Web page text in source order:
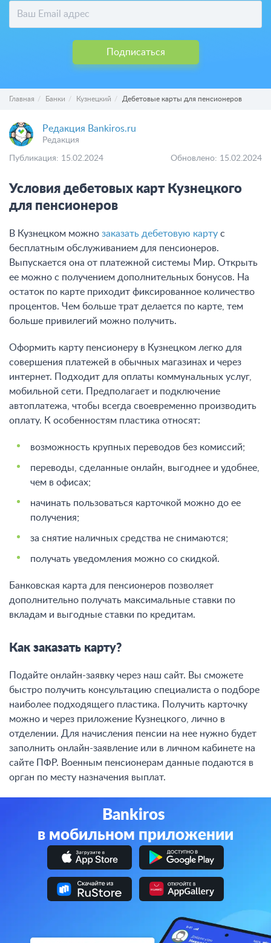
Подписаться
Главная Банки Кузнецкий Дебетовые карты для пенсионеров
Редакция Bankiros.ru
Редакция
Публикация: 15.02.2024 Обновлено: 15.02.2024
Условия дебетовых карт Кузнецкого
для пенсионеров
В Кузнецком можно заказать дебетовую карту с
бесплатным обслуживанием для пенсионеров.
Выпускается она от платежной системы Мир. Открыть
ее можно с получением дополнительных бонусов. На
остаток по карте приходит фиксированное количество
процентов. Чем больше трат делается по карте, тем
больше привилегий можно получить.
Оформить карту пенсионеру в Кузнецком легко для
совершения платежей в обычных магазинах и через
интернет. Подходит для оплаты коммунальных услуг,
мобильной сети. Предполагает и подключение
автоплатежа, чтобы всегда своевременно производить
оплату. К особенностям пластика относят:
возможность крупных переводов без комиссий;
переводы, сделанные онлайн, выгоднее и удобнее,
чем в офисах;
начинать пользоваться карточкой можно до ее
получения;
за снятие наличных средства не снимаются;
получать уведомления можно со скидкой.
Банковская карта для пенсионеров позволяет
дополнительно получать максимальные ставки по
вкладам и выгодные ставки по кредитам.
Как заказать карту?
Подайте онлайн-заявку через наш сайт. Вы сможете
быстро получить консультацию специалиста о подборе
наиболее подходящего пластика. Получить карточку
можно и через приложение Кузнецкого, лично в
отделении. Для начисления пенсии на нее нужно будет
заполнить онлайн-заявление или в личном кабинете на
сайте ПФР. Военным пенсионерам данные подаются в
орган по месту назначения выплат.
Bankiros
в мобильном приложении